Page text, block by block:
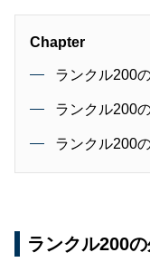
Chapter
ランクル200
ランクル200
ランクル200
ランクル200